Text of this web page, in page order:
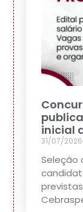
inicial
31/07/
Seleção